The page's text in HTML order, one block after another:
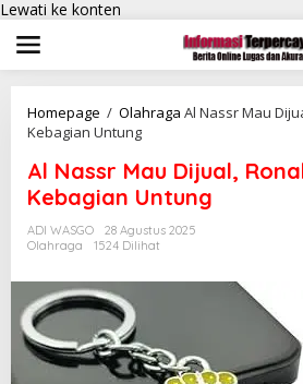
Lewati ke konten
Homepage / Olahraga Al Nassr Mau
Kebagian Untung
Al Nassr Mau Dijual,
Kebagian Untung
ADI WASGO
28 Agustus 2025
Olahraga
1524 Dilihat